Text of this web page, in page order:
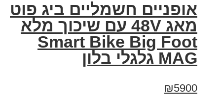
אופניים חשמליים ביג פוט
מאג 48V עם שיכוך מלא
Smart Bike Big Foot
MAG גלגלי בלון
₪5900